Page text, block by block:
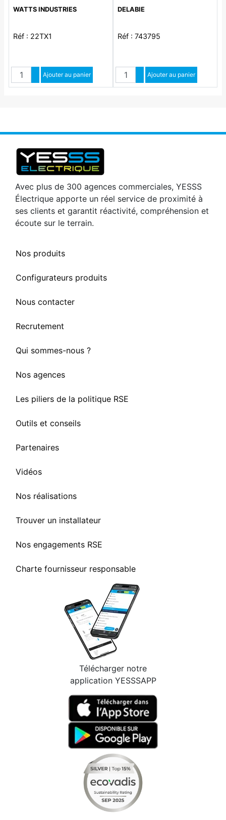
WATTS INDUSTRIES
Réf : 22TX1
QuantitéAugmenter quantité
Diminuer quantité
Ajouter au panier
DELABIE
Réf : 743795
QuantitéAugmenter quantité
Diminuer quantité
Ajouter au panier
Avec plus de 300 agences commerciales, YESSS
Électrique apporte un réel service de proximité à
ses clients et garantit réactivité, compréhension et
écoute sur le terrain.
Nos produits
Configurateurs produits
Nous contacter
Recrutement
Qui sommes-nous ?
Nos agences
Les piliers de la politique RSE
Outils et conseils
Partenaires
Vidéos
Nos réalisations
Trouver un installateur
Nos engagements RSE
Charte fournisseur responsable
Télécharger notre
application YESSSAPP